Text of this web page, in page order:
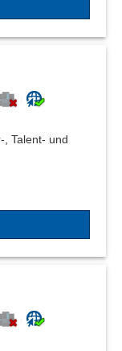
, Talent- und